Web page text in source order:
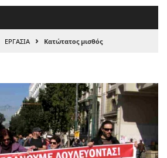
ΕΡΓΑΣΊΑ › Κατώτατος μισθός